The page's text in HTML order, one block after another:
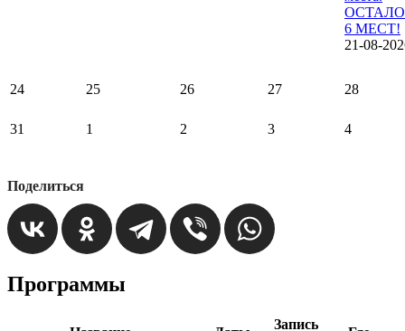
6 МЕСТ!
21-08-
24 25 26 27 28
31 1 2 3 4
Поделиться
Программы
Запись